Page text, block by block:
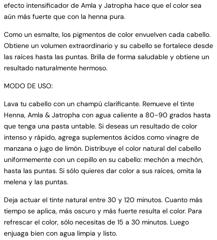
efecto intensificador de Amla y Jatropha hace que el color sea
aún más fuerte que con la henna pura.
Como un esmalte, los pigmentos de color envuelven cada cabello.
Obtiene un volumen extraordinario y su cabello se fortalece desde
las raíces hasta las puntas. Brilla de forma saludable y obtiene un
resultado naturalmente hermoso.
MODO DE USO:
Lava tu cabello con un champú clarificante. Remueve el tinte
Henna, Amla & Jatropha con agua caliente a 80-90 grados hasta
que tenga una pasta untable. Si deseas un resultado de color
intenso y rápido, agrega suplementos ácidos como vinagre de
manzana o jugo de limón. Distribuye el color natural del cabello
uniformemente con un cepillo en su cabello: mechón a mechón,
hasta las puntas. Si sólo quieres dar color a sus raíces, omita la
melena y las puntas.
Deja actuar el tinte natural entre 30 y 120 minutos. Cuanto más
tiempo se aplica, más oscuro y más fuerte resulta el color. Para
refrescar el color, sólo necesitas de 15 a 30 minutos. Luego
enjuaga bien con agua limpia y listo.